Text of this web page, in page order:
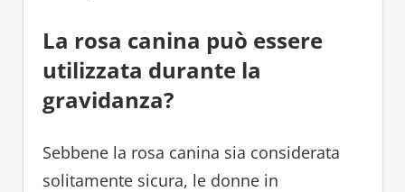
La rosa canina può essere
utilizzata durante la
gravidanza?
Sebbene la rosa canina sia considerata
solitamente sicura, le donne in